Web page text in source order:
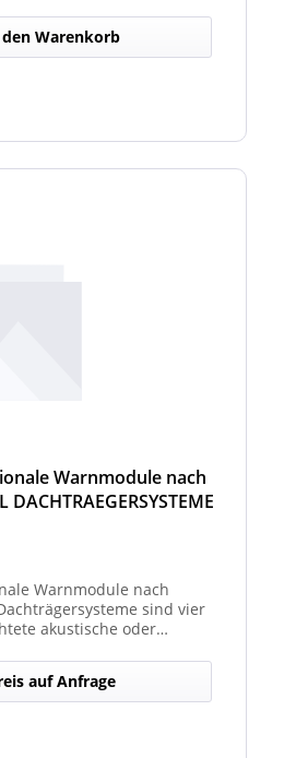
Warenkorb
Warnmodule nach
Warnmodule nach
sind vier
akustische oder
um gezielte Warnsignale
Sie verbessern die
von Warnhinweisen im
erhöhen so die Sicherheit
Einsatzfahrten.
auf Anfrage